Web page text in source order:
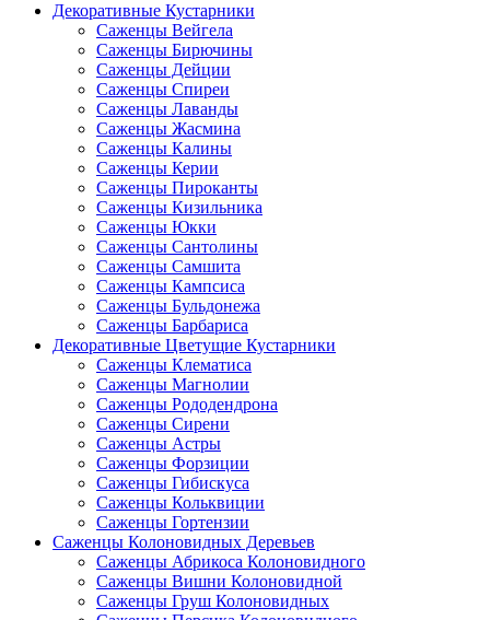
Декоративные Кустарники
Саженцы Вейгела
Саженцы Бирючины
Саженцы Дейции
Саженцы Спиреи
Саженцы Лаванды
Саженцы Жасмина
Саженцы Калины
Саженцы Керии
Саженцы Пироканты
Саженцы Кизильника
Саженцы Юкки
Саженцы Сантолины
Саженцы Самшита
Саженцы Кампсиса
Саженцы Бульдонежа
Саженцы Барбариса
Декоративные Цветущие Кустарники
Саженцы Клематиса
Саженцы Магнолии
Саженцы Рододендрона
Саженцы Сирени
Саженцы Астры
Саженцы Форзиции
Саженцы Гибискуса
Саженцы Кольквиции
Саженцы Гортензии
Саженцы Колоновидных Деревьев
Саженцы Абрикоса Колоновидного
Саженцы Вишни Колоновидной
Саженцы Груш Колоновидных